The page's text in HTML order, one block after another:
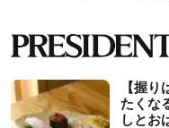
【握
たくな
しとお